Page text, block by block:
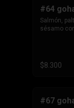
#64
Salmón,
sésamo
$8.300
#67